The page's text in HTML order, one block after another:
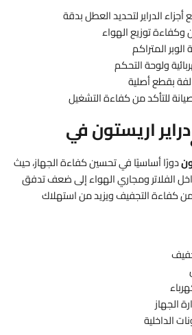
الدراير لتحديد العطل بدقة
توزيع الهواء
المتراكم
ولوحة التحكم
بقطع أصلية
للتأكد من كفاءة التشغيل
اريستون في
دورًا أساسيًا في تحسين كفاءة الجهاز، حيث
الفلاتر ومجاري الهواء إلى ضعف تدفق
كفاءة التجفيف ويزيد من استهلاك